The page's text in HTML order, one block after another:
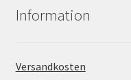
Information
Versandkosten